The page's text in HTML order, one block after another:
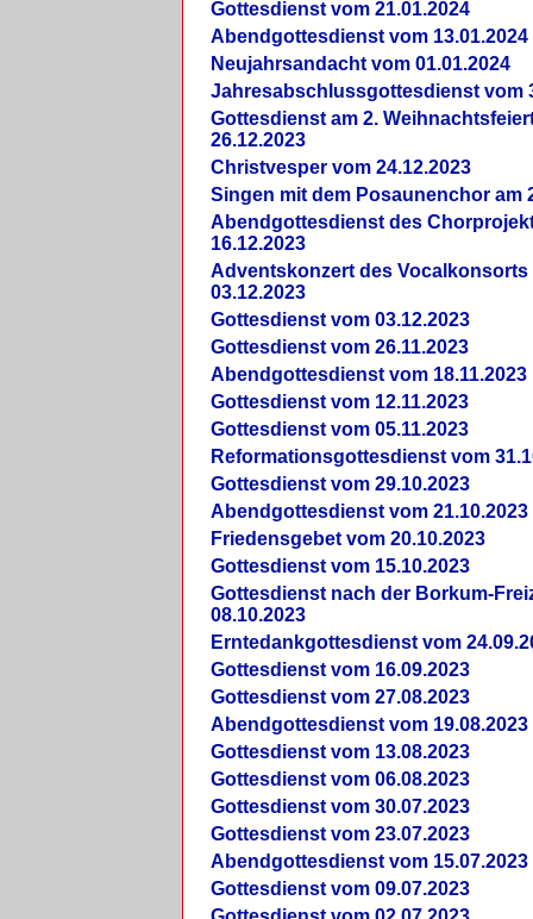
Gottesdienst vom 21.01.2024
Abendgottesdienst vom 13.01.2024
Neujahrsandacht vom 01.01.2024
Jahresabschlussgottesdienst vom
Gottesdienst am 2.
26.12.2023
Christvesper vom 24.12.2023
Singen mit dem Posaunenchor am
Abendgottesdienst des
16.12.2023
Adventskonzert des Vocalkonsorts
03.12.2023
Gottesdienst vom 03.12.2023
Gottesdienst vom 26.11.2023
Abendgottesdienst vom 18.11.2023
Gottesdienst vom 12.11.2023
Gottesdienst vom 05.11.2023
Reformationsgottesdienst vom
Gottesdienst vom 29.10.2023
Abendgottesdienst vom 21.10.2023
Friedensgebet vom 20.10.2023
Gottesdienst vom 15.10.2023
Gottesdienst nach der Borkum-
08.10.2023
Erntedankgottesdienst vom
Gottesdienst vom 16.09.2023
Gottesdienst vom 27.08.2023
Abendgottesdienst vom 19.08.2023
Gottesdienst vom 13.08.2023
Gottesdienst vom 06.08.2023
Gottesdienst vom 30.07.2023
Gottesdienst vom 23.07.2023
Abendgottesdienst vom 15.07.2023
Gottesdienst vom 09.07.2023